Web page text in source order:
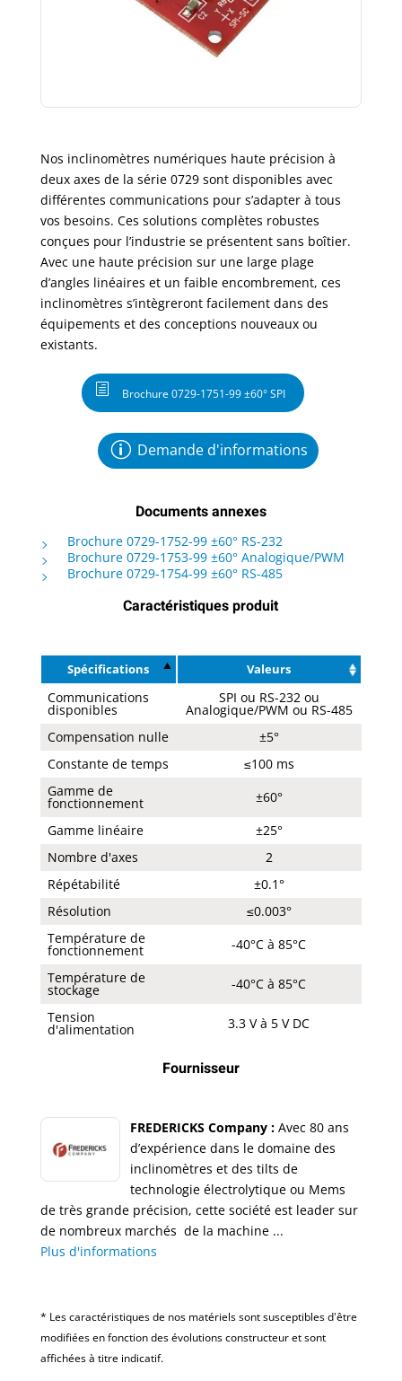
Nos inclinomètres numériques haute précision à
deux axes de la série 0729 sont disponibles avec
différentes communications pour s’adapter à tous
vos besoins. Ces solutions complètes robustes
conçues pour l’industrie se présentent sans boîtier.
Avec une haute précision sur une large plage
d’angles linéaires et un faible encombrement, ces
inclinomètres s’intègreront facilement dans des
équipements et des conceptions nouveaux ou
existants.
Brochure 0729-1751-99 ±60° SPI
Demande d'informations
Documents annexes
Brochure 0729-1752-99 ±60° RS-232
Brochure 0729-1753-99 ±60° Analogique/PWM
Brochure 0729-1754-99 ±60° RS-485
Caractéristiques produit
Spécifications Valeurs
Communications
disponibles
SPI ou RS-232 ou
Analogique/PWM ou RS-485
Compensation nulle
±5°
Constante de temps
≤100 ms
Gamme de
fonctionnement
±60°
Gamme linéaire
±25°
Nombre d'axes
2
Répétabilité
±0.1°
Résolution
≤0.003°
Température de
fonctionnement
-40°C à 85°C
Température de
stockage
-40°C à 85°C
Tension
d'alimentation 3.3 V à 5 V DC
Fournisseur
FREDERICKS Company :Avec 80 ans
d’expérience dans le domaine des
inclinomètres et des tilts de
technologie électrolytique ou Mems
de très grande précision, cette société est leader sur
de nombreux marchés de la machine ...
Plus d'informations
* Les caractéristiques de nos matériels sont susceptibles d'être
modifiées en fonction des évolutions constructeur et sont
affichées à titre indicatif.